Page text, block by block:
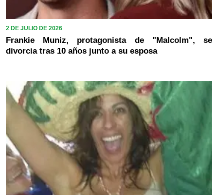
2 DE JULIO DE 2026
Frankie Muniz, protagonista de "Malcolm", se
divorcia tras 10 años junto a su esposa